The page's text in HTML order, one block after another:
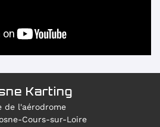
Karting
de l'aérodrome
Cours-sur-Loire